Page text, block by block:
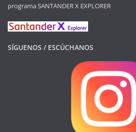
programa SANTANDER X EXPLORER
SÍGUENOS / ESCÚCHANOS